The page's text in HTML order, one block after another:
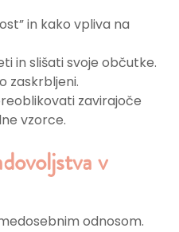
in kako vpliva na
in slišati svoje občutke.
zaskrbljeni.
zavirajoče
vzorce.
v
odnosom.